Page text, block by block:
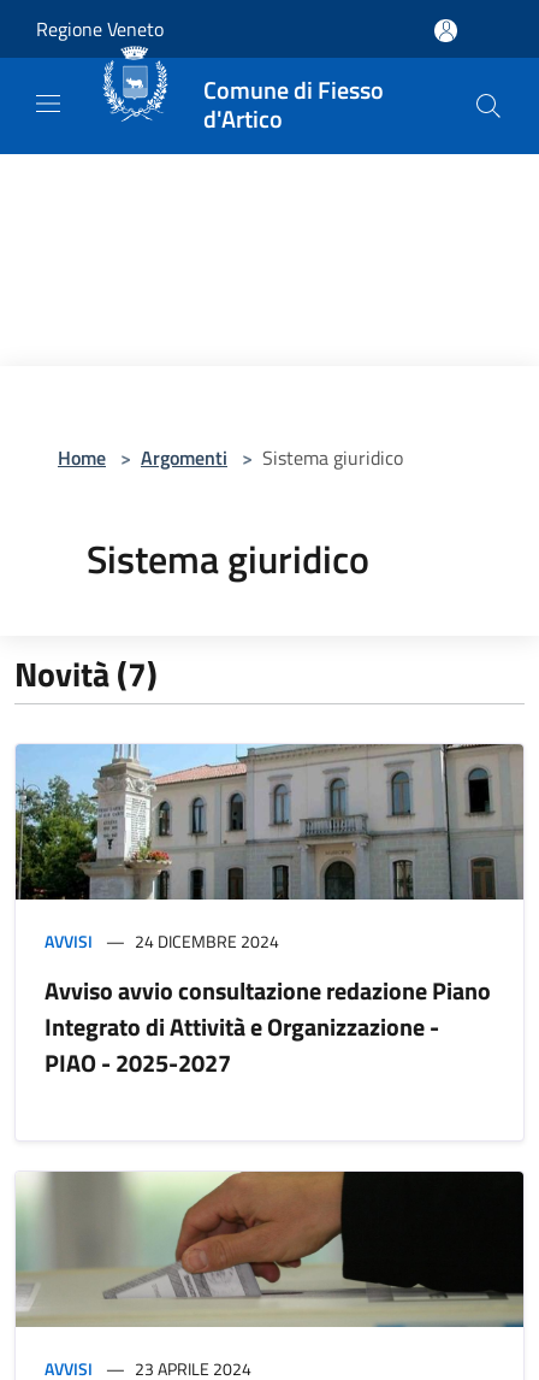
Regione Veneto
Comune di Fiesso
d'Artico
Home > Argomenti > Sistema giuridico
Sistema giuridico
Novità (7)
AVVISI 24 DICEMBRE 2024
Avviso avvio consultazione redazione Piano
Integrato di Attività e Organizzazione -
PIAO - 2025-2027
AVVISI 23 APRILE 2024